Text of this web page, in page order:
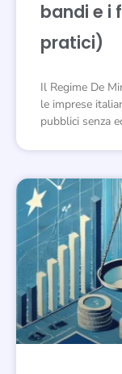
bandi e i
pratici)
Il Regime De
le imprese
pubblici senza